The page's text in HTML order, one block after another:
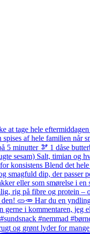
og grønt lyder for mange